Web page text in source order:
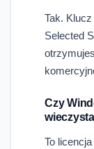
Tak.
Selected
Czy
To